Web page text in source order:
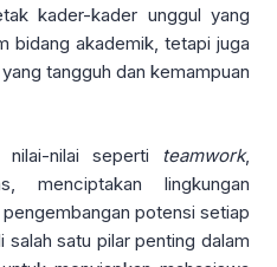
kader-kader unggul yang
bidang akademik, tetapi juga
tangguh dan kemampuan
nilai-nilai seperti teamwork,
menciptakan lingkungan
potensi setiap
salah satu pilar penting dalam